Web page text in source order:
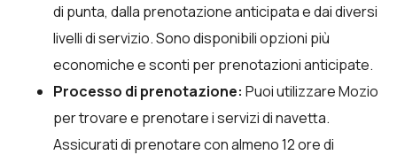
di punta, dalla prenotazione anticipata e dai diversi
livelli di servizio. Sono disponibili opzioni più
economiche e sconti per prenotazioni anticipate.
Processo di prenotazione: Puoi utilizzareMozio
per trovare e prenotare i servizi di navetta.
Assicurati di prenotare con almeno 12 ore di